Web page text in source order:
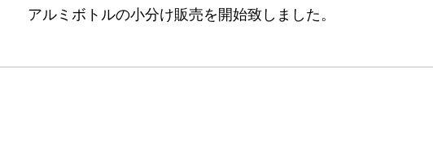
アルミボトルの小分け販売を開始致しました。